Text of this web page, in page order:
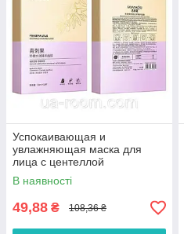
Успокаивающая и
увлажняющая маска для
лица с центеллой
FaYanKou,30 мл × 10 шт.
В наявності
49,88 ₴ 108,36 ₴